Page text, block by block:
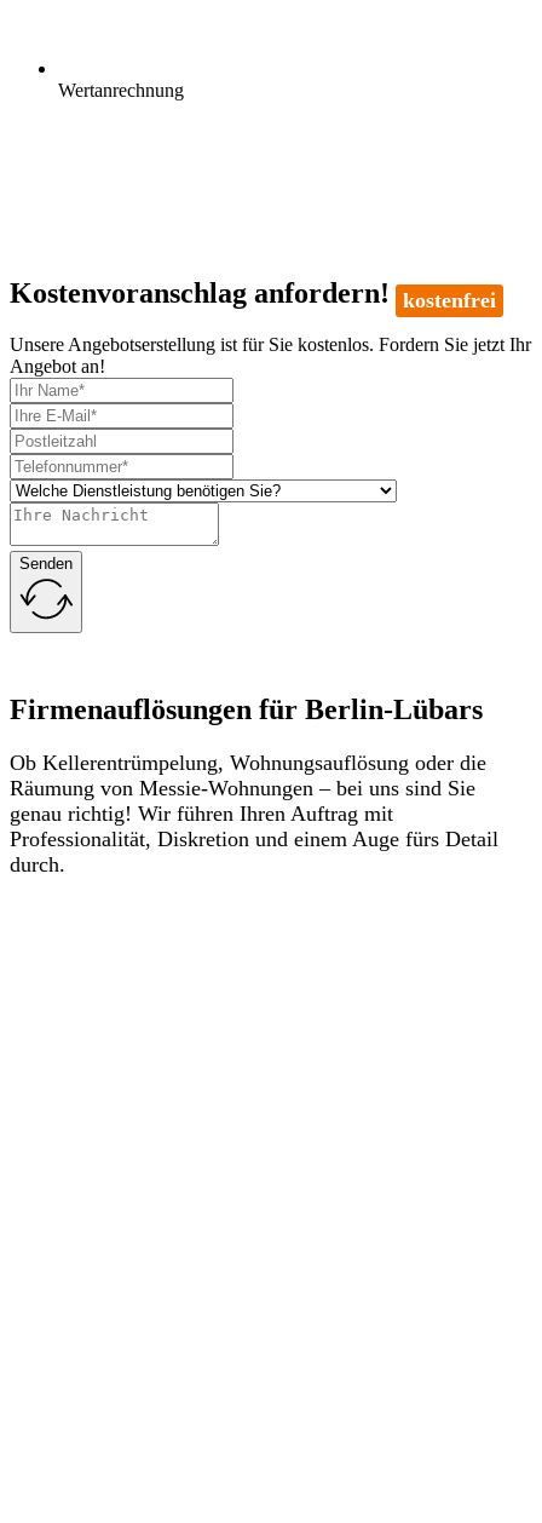
Wertanrechnung
Kostenvoranschlag anfordern! kostenfrei
Unsere Angebotserstellung ist für Sie kostenlos. Fordern Sie jetzt Ihr
Angebot an!
Senden
Firmenauflösungen für Berlin-Lübars
Ob Kellerentrümpelung, Wohnungsauflösung oder die
Räumung von Messie-Wohnungen – bei uns sind Sie
genau richtig! Wir führen Ihren Auftrag mit
Professionalität, Diskretion und einem Auge fürs Detail
durch.